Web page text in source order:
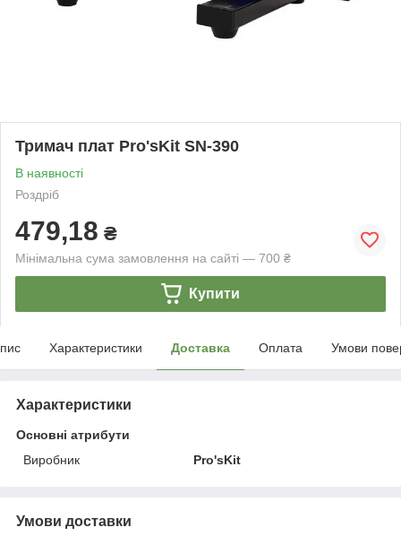
Тримач плат Pro'sKit SN-390
В наявності
Роздріб
479,18 ₴
Мінімальна сума замовлення на сайті — 700 ₴
Купити
Характеристики Доставка Оплата Умови
Характеристики
Основні атрибути
Виробник
Pro'sKit
Умови доставки